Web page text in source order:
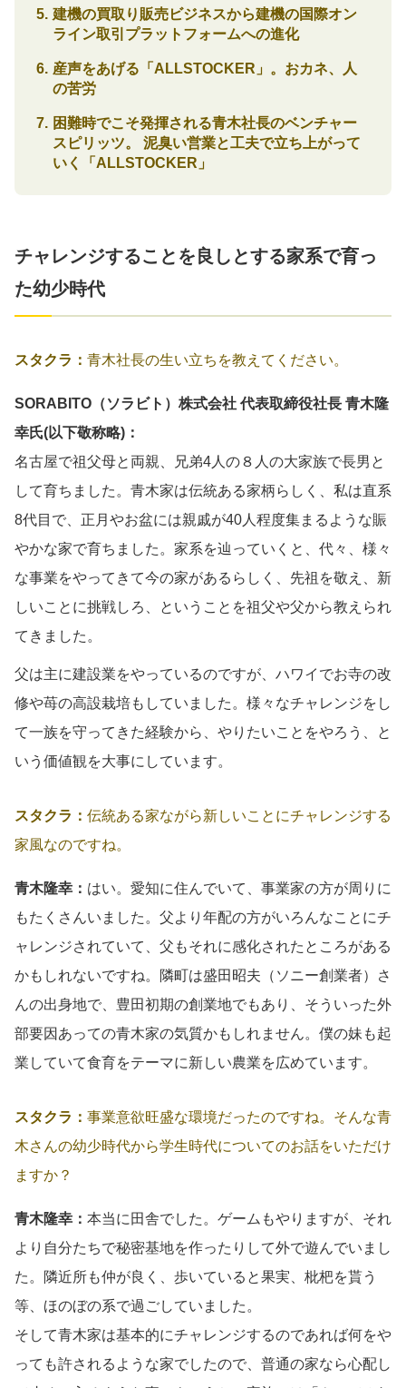
建機の買取り販売ビジネスから建機の国際オン
ライン取引プラットフォームへの進化
産声をあげる「ALLSTOCKER」。おカネ、人
の苦労
困難時でこそ発揮される青木社長のベンチャー
スピリッツ。 泥臭い営業と工夫で立ち上がって
いく「ALLSTOCKER」
チャレンジすることを良しとする家系で育っ
た幼少時代
スタクラ： 青木社長の生い立ちを教えてください。
SORABITO（ソラビト）株式会社 代表取締役社長 青木隆
幸氏(以下敬称略)：
名古屋で祖父母と両親、兄弟4人の８人の大家族で長男と
して育ちました。青木家は伝統ある家柄らしく、私は直系
8代目で、正月やお盆には親戚が40人程度集まるような賑
やかな家で育ちました。家系を辿っていくと、代々、様々
な事業をやってきて今の家があるらしく、先祖を敬え、新
しいことに挑戦しろ、ということを祖父や父から教えられ
てきました。
父は主に建設業をやっているのですが、ハワイでお寺の改
修や苺の高設栽培もしていました。様々なチャレンジをし
て一族を守ってきた経験から、やりたいことをやろう、と
いう価値観を大事にしています。
スタクラ： 伝統ある家ながら新しいことにチャレンジする
家風なのですね。
青木隆幸： はい。愛知に住んでいて、事業家の方が周りに
もたくさんいました。父より年配の方がいろんなことにチ
ャレンジされていて、父もそれに感化されたところがある
かもしれないですね。隣町は盛田昭夫（ソニー創業者）さ
んの出身地で、豊田初期の創業地でもあり、そういった外
部要因あっての青木家の気質かもしれません。僕の妹も起
業していて食育をテーマに新しい農業を広めています。
スタクラ： 事業意欲旺盛な環境だったのですね。そんな青
木さんの幼少時代から学生時代についてのお話をいただけ
ますか？
青木隆幸： 本当に田舎でした。ゲームもやりますが、それ
より自分たちで秘密基地を作ったりして外で遊んでいまし
た。隣近所も仲が良く、歩いていると果実、枇杷を貰う
等、ほのぼの系で過ごしていました。
そして青木家は基本的にチャレンジするのであれば何をや
っても許されるような家でしたので、普通の家なら心配し